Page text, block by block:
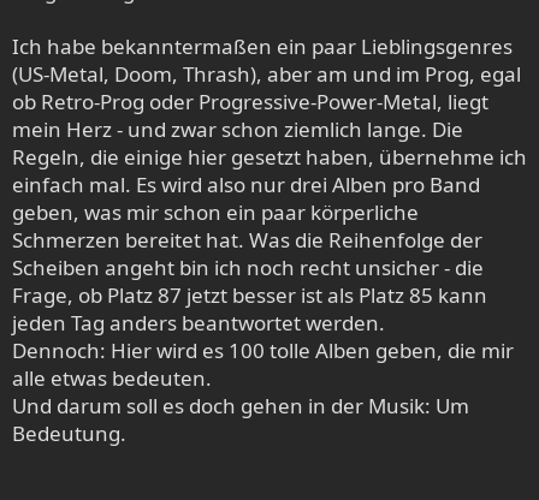
Ich habe bekanntermaßen ein paar Lieblingsgenres
(US-Metal, Doom, Thrash), aber am und im Prog, egal
ob Retro-Prog oder Progressive-Power-Metal, liegt
mein Herz - und zwar schon ziemlich lange. Die
Regeln, die einige hier gesetzt haben, übernehme ich
einfach mal. Es wird also nur drei Alben pro Band
geben, was mir schon ein paar körperliche
Schmerzen bereitet hat. Was die Reihenfolge der
Scheiben angeht bin ich noch recht unsicher - die
Frage, ob Platz 87 jetzt besser ist als Platz 85 kann
jeden Tag anders beantwortet werden.
Dennoch: Hier wird es 100 tolle Alben geben, die mir
alle etwas bedeuten.
Und darum soll es doch gehen in der Musik: Um
Bedeutung.